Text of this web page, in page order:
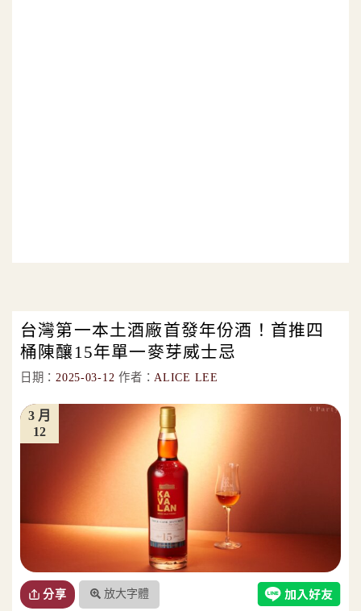
台灣第一本土酒廠首發年份酒！首推四
桶陳釀15年單一麥芽威士忌
日期： 2025-03-12 作者： ALICE LEE
12
3 月
分享 放大字體